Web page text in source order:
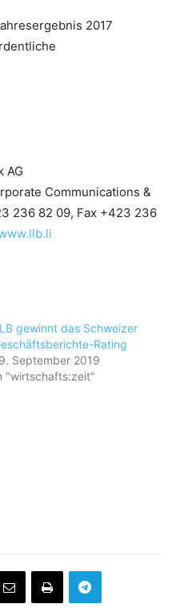
2017
AG
Communications &
236 82 09, Fax +423 236
gewinnt das Schweizer
Rating
September 2019
"wirtschafts:zeit"